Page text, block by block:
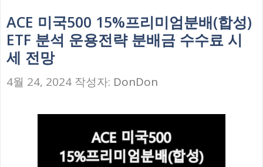
ACE 미국500 15%프리미엄분배(합성)
ETF 분석 운용전략 분배금 수수료 시
세 전망
4월 24, 2024 작성자: DonDon